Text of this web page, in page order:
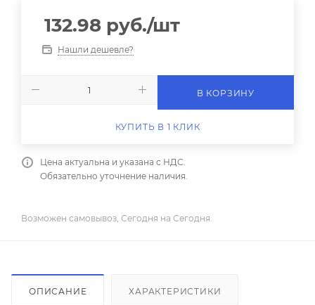
132.98 руб./шт
Нашли дешевле?
В КОРЗИНУ
КУПИТЬ В 1 КЛИК
Цена актуальна и указана с НДС.
Обязательно уточнение наличия.
Возможен самовывоз, Сегодня на Сегодня.
ОПИСАНИЕ ХАРАКТЕРИСТИКИ